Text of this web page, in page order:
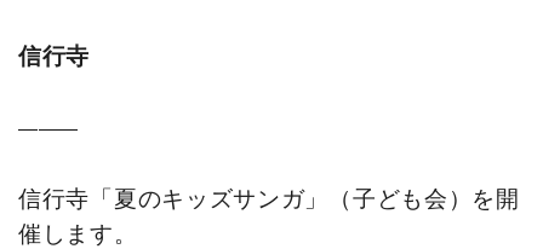
信行寺
―――
信行寺「夏のキッズサンガ」（子ども会）を開
催します。